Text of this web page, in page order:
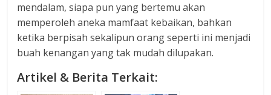
mendalam, siapa pun yang bertemu akan
memperoleh aneka mamfaat kebaikan, bahkan
ketika berpisah sekalipun orang seperti ini menjadi
buah kenangan yang tak mudah dilupakan.
Artikel & Berita Terkait: